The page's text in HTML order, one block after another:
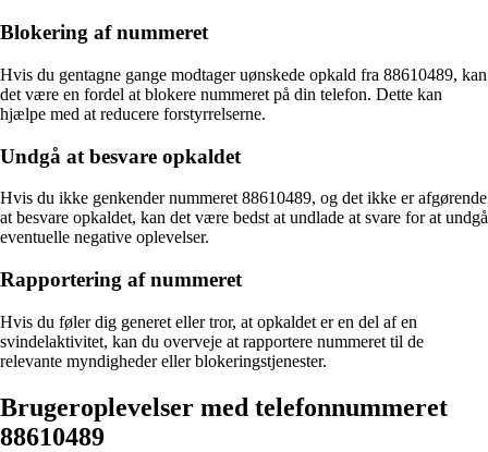
Blokering af nummeret
Hvis du gentagne gange modtager uønskede opkald fra 88610489, kan
det være en fordel at blokere nummeret på din telefon. Dette kan
hjælpe med at reducere forstyrrelserne.
Undgå at besvare opkaldet
Hvis du ikke genkender nummeret 88610489, og det ikke er afgørende
at besvare opkaldet, kan det være bedst at undlade at svare for at undgå
eventuelle negative oplevelser.
Rapportering af nummeret
Hvis du føler dig generet eller tror, at opkaldet er en del af en
svindelaktivitet, kan du overveje at rapportere nummeret til de
relevante myndigheder eller blokeringstjenester.
Brugeroplevelser med telefonnummeret
88610489